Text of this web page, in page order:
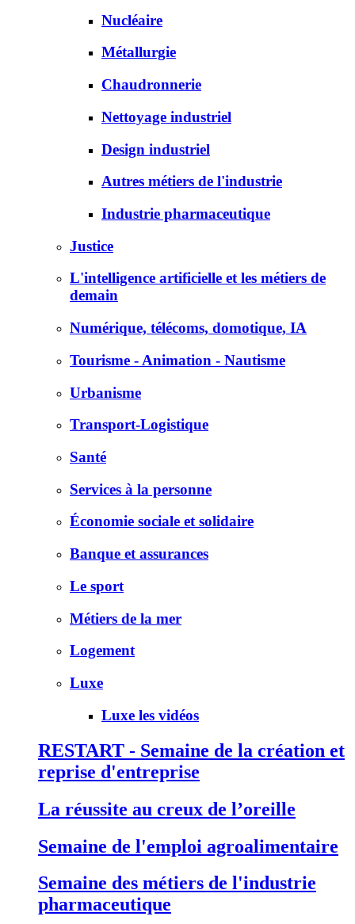
Nucléaire
Métallurgie
Chaudronnerie
Nettoyage industriel
Design industriel
Autres métiers de l'industrie
Industrie pharmaceutique
Justice
L'intelligence artificielle et les métiers de
demain
Numérique, télécoms, domotique, IA
Tourisme - Animation - Nautisme
Urbanisme
Transport-Logistique
Santé
Services à la personne
Économie sociale et solidaire
Banque et assurances
Le sport
Métiers de la mer
Logement
Luxe
Luxe les vidéos
RESTART - Semaine de la création et
reprise d'entreprise
La réussite au creux de l’oreille
Semaine de l'emploi agroalimentaire
Semaine des métiers de l'industrie
pharmaceutique